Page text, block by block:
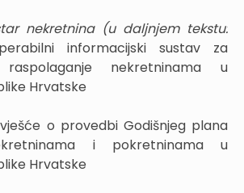
nekretnina (u daljnjem tekstu:
informacijski sustav za
nekretninama u
Hrvatske
o provedbi Godišnjeg plana
i pokretninama u
Hrvatske